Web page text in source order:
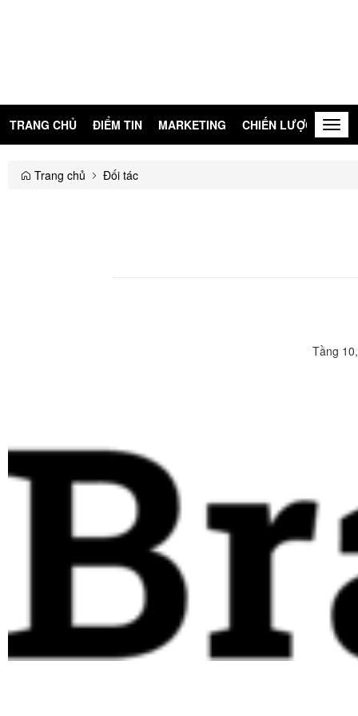
TRANG CHỦ ĐIỂM TIN MARKETING CHIẾN LƯỢC
Trang chủ Đối tác
Tầng